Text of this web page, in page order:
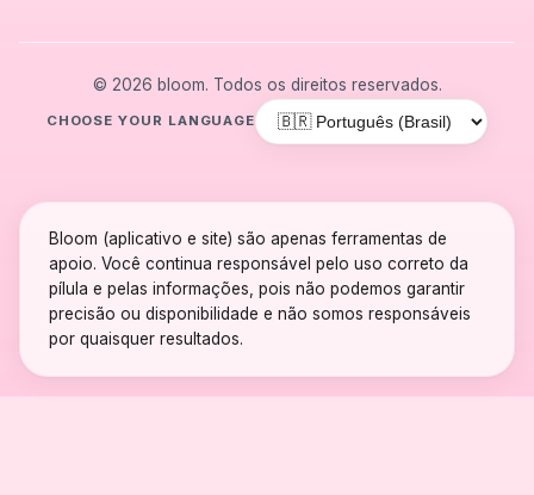
© 2026 bloom. Todos os direitos reservados.
CHOOSE YOUR LANGUAGE
Bloom (aplicativo e site) são apenas ferramentas de
apoio. Você continua responsável pelo uso correto da
pílula e pelas informações, pois não podemos garantir
precisão ou disponibilidade e não somos responsáveis
por quaisquer resultados.